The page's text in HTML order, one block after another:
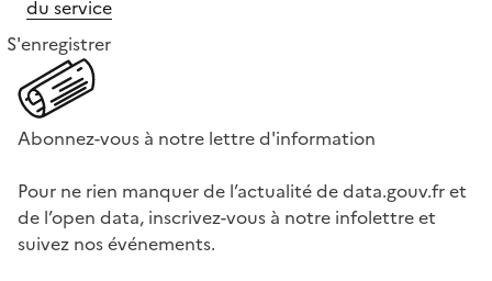
du service
S'enregistrer
Abonnez-vous à notre lettre d'information
Pour ne rien manquer de l’actualité de data.gouv.fr et
de l’open data, inscrivez-vous à notre infolettre et
suivez nos événements.